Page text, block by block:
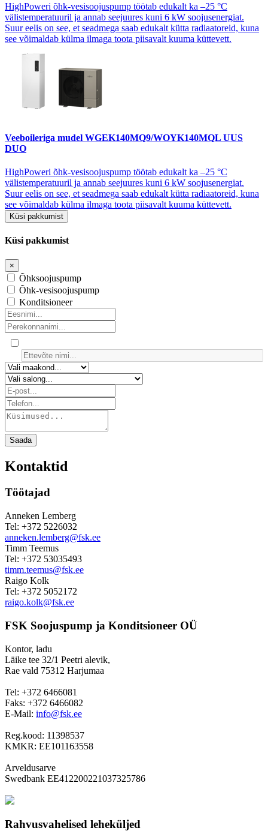
HighPoweri õhk-vesisoojuspump töötab edukalt ka –25 °C
välistemperatuuril ja annab seejuures kuni 6 kW soojusenergiat.
Suur eelis on see, et seadmega saab edukalt kütta radiaatoreid, kuna
see võimaldab külma ilmaga toota piisavalt kuuma küttevett.
Veeboileriga mudel WGEK140MQ9/WOYK140MQL UUS
DUO
HighPoweri õhk-vesisoojuspump töötab edukalt ka –25 °C
välistemperatuuril ja annab seejuures kuni 6 kW soojusenergiat.
Suur eelis on see, et seadmega saab edukalt kütta radiaatoreid, kuna
see võimaldab külma ilmaga toota piisavalt kuuma küttevett.
Küsi pakkumist
Küsi pakkumist
×
Õhksoojuspump
Õhk-vesisoojuspump
Konditsioneer
Saada
Kontaktid
Töötajad
Anneken Lemberg
Tel: +372 5226032
anneken.lemberg@fsk.ee
Timm Teemus
Tel: +372 53035493
timm.teemus@fsk.ee
Raigo Kolk
Tel: +372 5052172
raigo.kolk@fsk.ee
FSK Soojuspump ja Konditsioneer OÜ
Kontor, ladu
Läike tee 32/1 Peetri alevik,
Rae vald 75312 Harjumaa
Tel: +372 6466081
Faks: +372 6466082
E-Mail: info@fsk.ee
Reg.kood: 11398537
KMKR: EE101163558
Arveldusarve
Swedbank EE412200221037325786
Rahvusvahelised leheküljed